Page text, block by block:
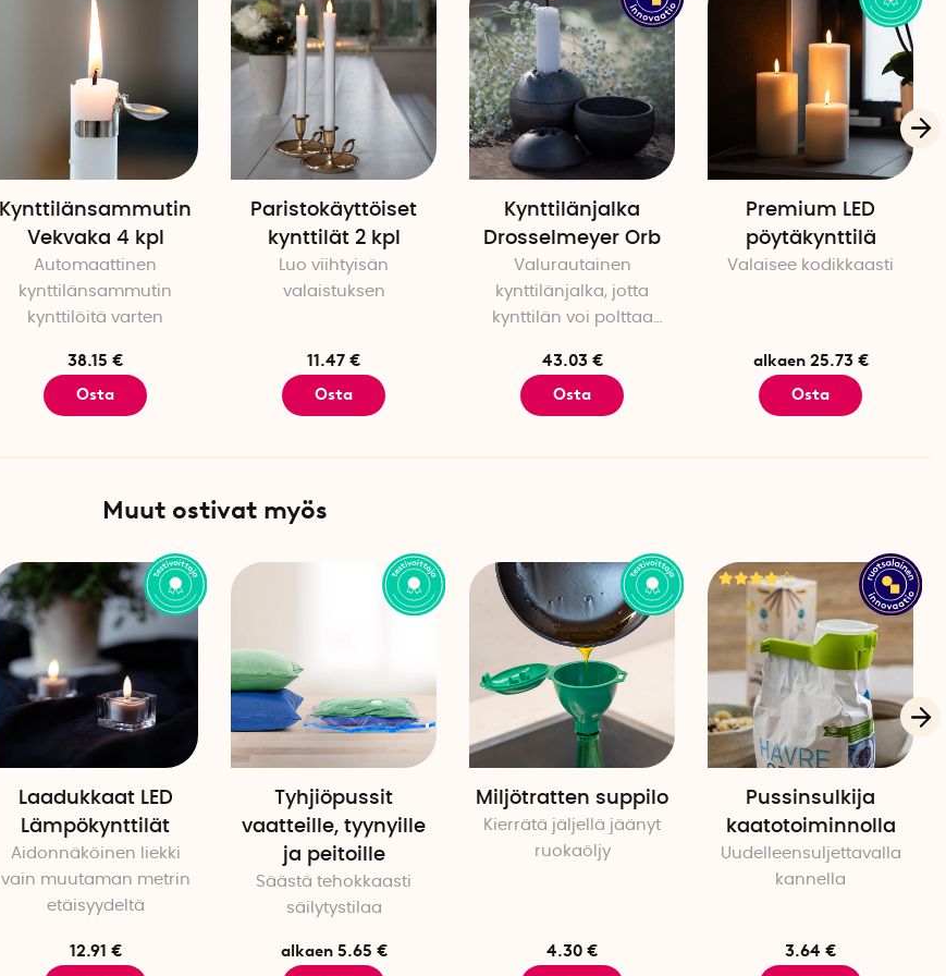
Virtalähde: 2 AAA-paristoa (ei sisälly toimitukseen)
Pariston kesto: 200h+
Valo voidaan sijoittaa ulkotiloihin (1-35°), mutta se ei ole vesitiivis.
Kynttilänsammutin
Vekvaka 4 kpl
Automaattinen
kynttilänsammutin
kynttilöitä varten
38.15 €
Osta
Paristokäyttöiset
kynttilät 2 kpl
Luo viihtyisän
valaistuksen
11.47 €
Osta
Kynttilänjalka
Drosselmeyer Orb
Valurautainen
kynttilänjalka, jotta
kynttilän voi polttaa
43.03 €
Osta
Premium LED
pöytäkynttilä
Valaisee kodikkaasti
alkaen 25.73 €
Osta
Muut ostivat myös
Laadukkaat LED
Lämpökynttilät
Aidonnäköinen liekki
vain muutaman metrin
etäisyydeltä
12.91 €
Tyhjiöpussit
vaatteille, tyynyille
ja peitoille
Säästä tehokkaasti
säilytystilaa
alkaen 5.65 €
Miljötratten suppilo
Kierrätä jäljellä jäänyt
ruokaöljy
4.30 €
Pussinsulkija
kaatotoiminnolla
Uudelleensuljettavalla
kannella
3.64 €